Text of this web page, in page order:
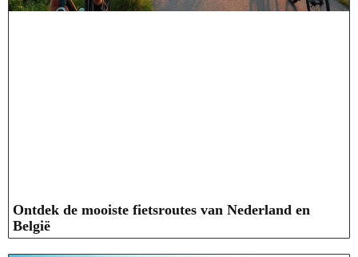
Ontdek de mooiste fietsroutes van Nederland en
België